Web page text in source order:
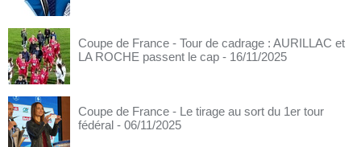
Coupe de France - Tour de cadrage : AURILLAC et
LA ROCHE passent le cap - 16/11/2025
Coupe de France - Le tirage au sort du 1er tour
fédéral - 06/11/2025